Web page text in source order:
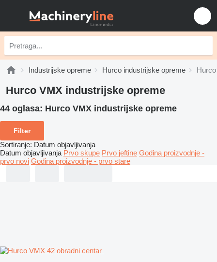
Industrijske opreme Hurco industrijske opreme
Hurco VMX industrijske opreme
44 oglasa: Hurco VMX industrijske opreme
Filter
Sortiranje: Datum objavljivanja
Datum objavljivanja Prvo skupe Prvo jeftine Godina proizvodnje -
prvo novi Godina proizvodnje - prvo stare